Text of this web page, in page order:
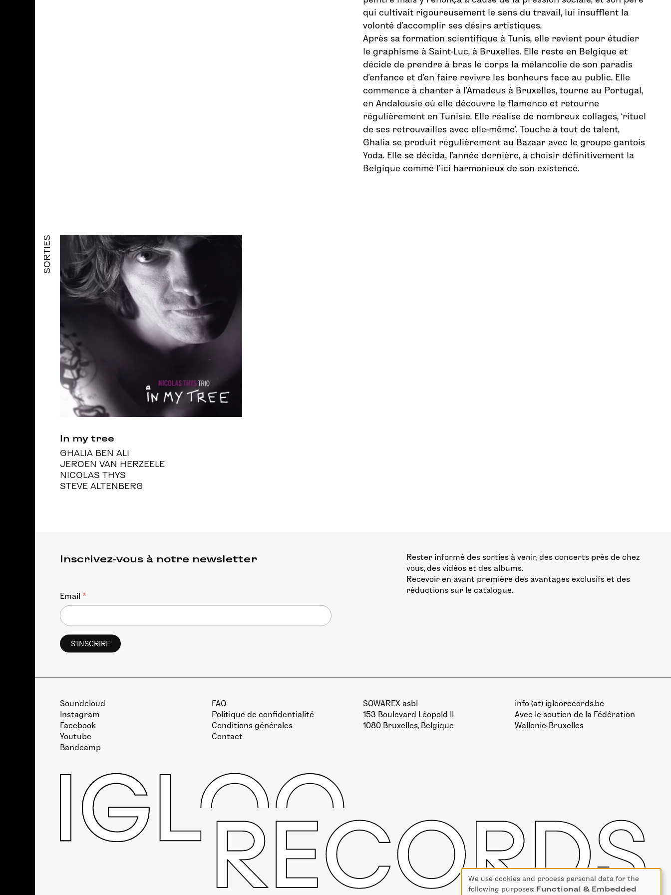
qui cultivait rigoureusement le sens du travail, lui insufflent la
volonté d’accomplir ses désirs artistiques.
Après sa formation scientifique à Tunis, elle revient pour étudier
le graphisme à Saint-Luc, à Bruxelles. Elle reste en Belgique et
décide de prendre à bras le corps la mélancolie de son paradis
d’enfance et d’en faire revivre les bonheurs face au public. Elle
commence à chanter à l’Amadeus à Bruxelles, tourne au Portugal,
en Andalousie où elle découvre le flamenco et retourne
régulièrement en Tunisie. Elle réalise de nombreux collages, ‘rituel
de ses retrouvailles avec elle-même’. Touche à tout de talent,
Ghalia se produit régulièrement au Bazaar avec le groupe gantois
Yoda. Elle se décida, l’année dernière, à choisir définitivement la
Belgique comme l’ici harmonieux de son existence.
SORTIES
In my tree
GHALIA BEN ALI
JEROEN VAN HERZEELE
NICOLAS THYS
STEVE ALTENBERG
Rester informé des sorties à venir, des concerts près de chez
vous, des vidéos et des albums.
Recevoir en avant première des avantages exclusifs et des
réductions sur le catalogue.
Inscrivez-vous à notre newsletter
Email *
Soundcloud
Instagram
Facebook
Youtube
Bandcamp
FAQ
Politique de confidentialité
Conditions générales
Contact
SOWAREX asbl
153 Boulevard Léopold II
1080 Bruxelles, Belgique
info (at) igloorecords.be
Avec le soutien de la Fédération
Wallonie-Bruxelles
Use
We use cookies and process personal data for the
following purposes: Functional & Embedded